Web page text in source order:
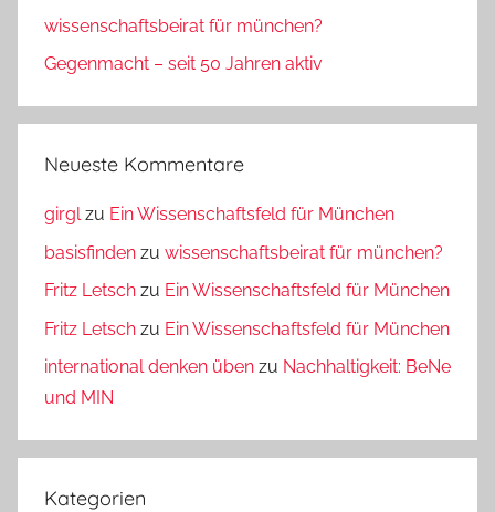
wissenschaftsbeirat für münchen?
Gegenmacht – seit 50 Jahren aktiv
Neueste Kommentare
girglzu Ein Wissenschaftsfeld für München
basisfinden zu wissenschaftsbeirat für münchen?
Fritz Letsch zu Ein Wissenschaftsfeld für München
Fritz Letsch zu Ein Wissenschaftsfeld für München
international denken üben zu Nachhaltigkeit: BeNe
und MIN
Kategorien